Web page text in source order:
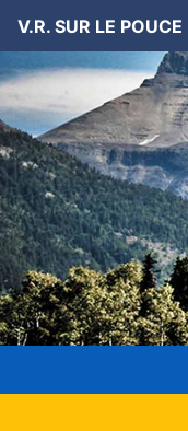
V.R. SUR LE POUCE